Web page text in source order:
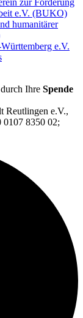
e.V. (BUKO)
humanitärer
e.V.
Ihre Spende
Reutlingen e.V.,
8350 02;